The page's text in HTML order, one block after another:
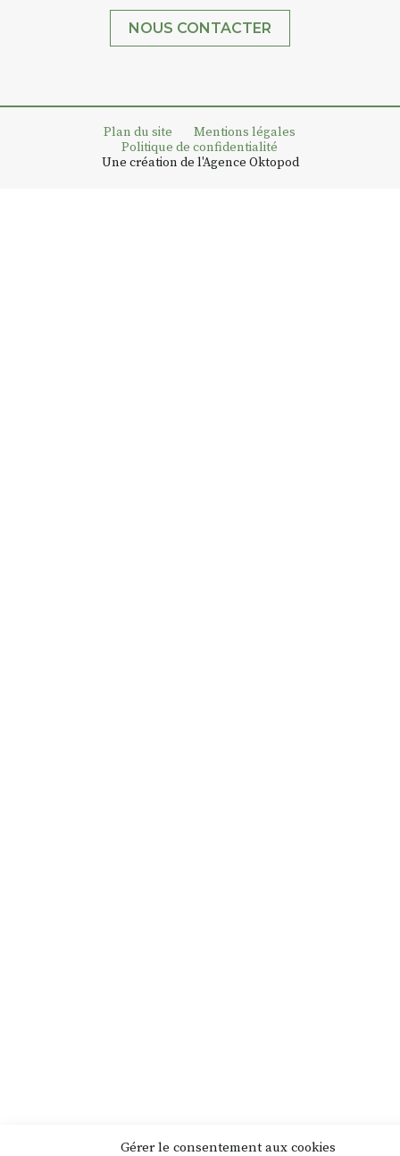
Gérer le consentement aux cookies
NOUS CONTACTER
Plan du site
Mentions légales
Politique de confidentialité
Une création de l'Agence Oktopod